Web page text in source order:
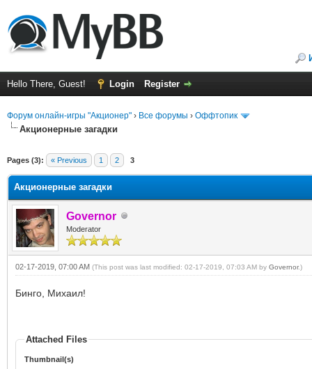
Hello There, Guest! Login Register
Форум онлайн-игры "Акционер" › Все форумы › Оффтопик
Акционерные загадки
Pages (3): « Previous 1 2 3
Акционерные загадки
Governor
Moderator
02-17-2019, 07:00 AM (This post was last modified: 02-17-2019, 07:03 AM by Governor.)
Бинго, Михаил!
Attached Files
Thumbnail(s)